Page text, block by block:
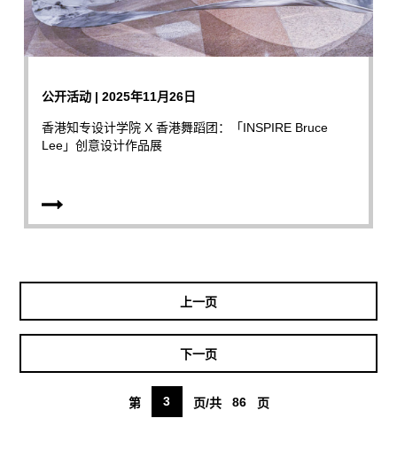
公开活动 | 2025年11月26日
香港知专设计学院 X 香港舞蹈团：「INSPIRE Bruce
Lee」创意设计作品展
上一页
第 3 页/共 86 页
下一页